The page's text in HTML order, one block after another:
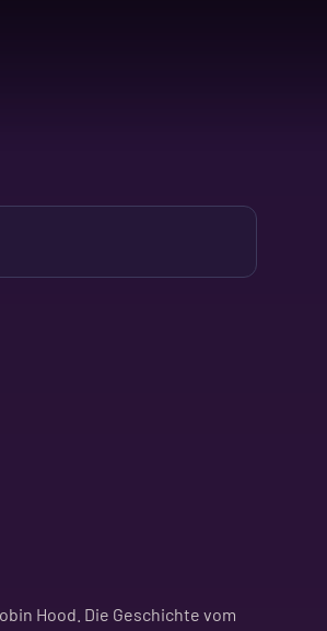
Hood. Die Geschichte vom